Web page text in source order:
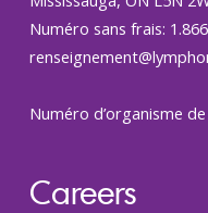
Numéro sans frais:
Numéro d’organisme
Careers